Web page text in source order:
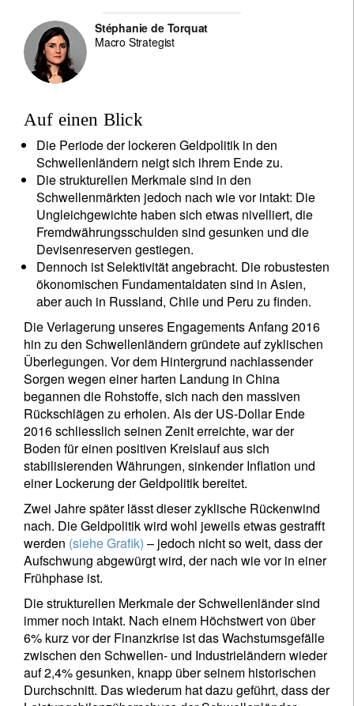
Stéphanie de Torquat
Macro Strategist
Auf einen Blick
Die Periode der lockeren Geldpolitik in den
Schwellenländern neigt sich ihrem Ende zu.
Die strukturellen Merkmale sind in den
Schwellenmärkten jedoch nach wie vor intakt: Die
Ungleichgewichte haben sich etwas nivelliert, die
Fremdwährungsschulden sind gesunken und die
Devisenreserven gestiegen.
Dennoch ist Selektivität angebracht. Die robustesten
ökonomischen Fundamentaldaten sind in Asien,
aber auch in Russland, Chile und Peru zu finden.
Die Verlagerung unseres Engagements Anfang 2016
hin zu den Schwellenländern gründete auf zyklischen
Überlegungen. Vor dem Hintergrund nachlassender
Sorgen wegen einer harten Landung in China
begannen die Rohstoffe, sich nach den massiven
Rückschlägen zu erholen. Als der US-Dollar Ende
2016 schliesslich seinen Zenit erreichte, war der
Boden für einen positiven Kreislauf aus sich
stabilisierenden Währungen, sinkender Inflation und
einer Lockerung der Geldpolitik bereitet.
Zwei Jahre später lässt dieser zyklische Rückenwind
nach. Die Geldpolitik wird wohl jeweils etwas gestrafft
werden (siehe Grafik) – jedoch nicht so weit, dass der
Aufschwung abgewürgt wird, der nach wie vor in einer
Frühphase ist.
Die strukturellen Merkmale der Schwellenländer sind
immer noch intakt. Nach einem Höchstwert von über
6% kurz vor der Finanzkrise ist das Wachstumsgefälle
zwischen den Schwellen- und Industrieländern wieder
auf 2,4% gesunken, knapp über seinem historischen
Durchschnitt. Das wiederum hat dazu geführt, dass der